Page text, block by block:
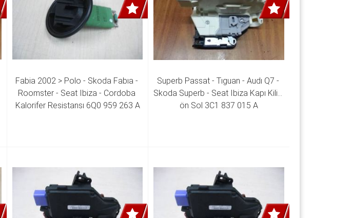
Fabia 2002 > Polo - Skoda Fabıa -
Roomster - Seat Ibiza - Cordoba
Kalorifer Resistansı 6Q0 959 263 A
Superb Passat - Tıguan - Audı Q7 -
Skoda Superb - Seat Ibiza Kapı Kilidi
ön Sol 3C1 837 015 A